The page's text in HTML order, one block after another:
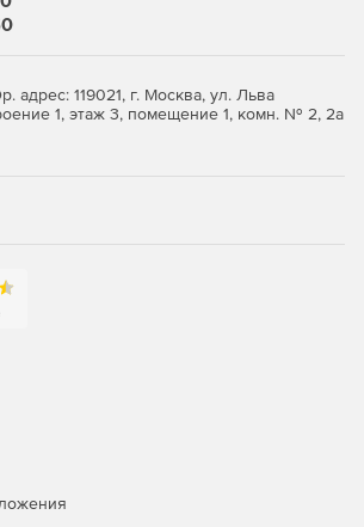
свои собственные базы под
документы, расчетные модели,
решаемых задач не превышает 1,5
по размерности решаемых
размерность ограничивается
можно подразделить на следующие
адрес: 119021, г. Москва, ул. Льва
1, этаж 3, помещение 1, комн. № 2, 2а